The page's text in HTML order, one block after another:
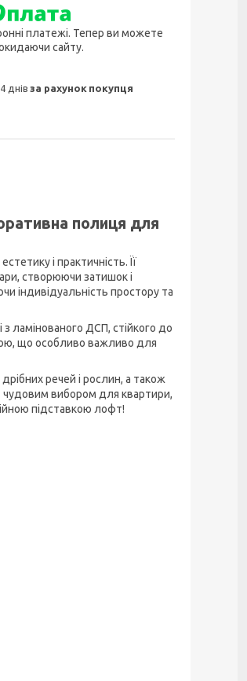
платежі. Тепер ви можете
сайту.
днівза рахунок покупця
полиця для
і практичність. Її
створюючи затишок і
індивідуальність простору та
з ламінованого ДСП, стійкого до
що особливо важливо для
речей і рослин, а також
чудовим вибором для квартири,
підставкою лофт!